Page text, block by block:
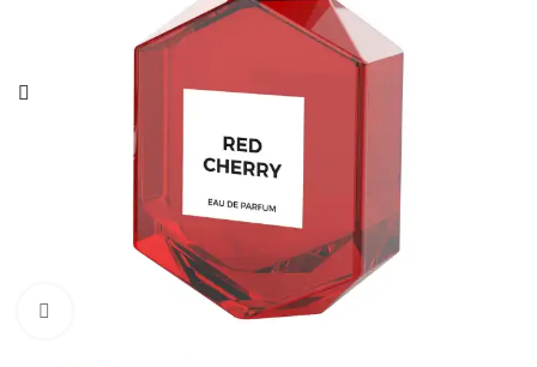
Натисніть, щоб збільшити